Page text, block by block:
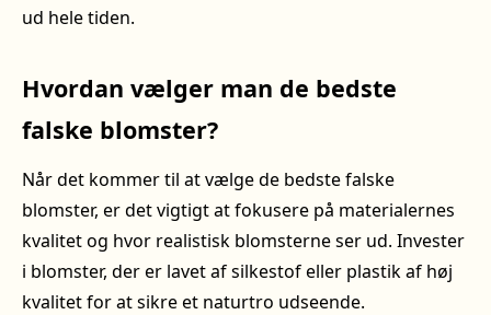
ud hele tiden.
Hvordan vælger man de bedste
falske blomster?
Når det kommer til at vælge de bedste falske
blomster, er det vigtigt at fokusere på materialernes
kvalitet og hvor realistisk blomsterne ser ud. Invester
i blomster, der er lavet af silkestof eller plastik af høj
kvalitet for at sikre et naturtro udseende.